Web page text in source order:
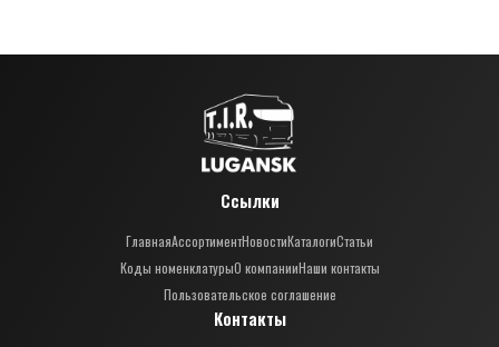
Ссылки
ГлавнаяАссортиментНовостиКаталогиСтатьи
Коды номенклатурыО компанииНаши контакты
Пользовательское соглашение
Контакты